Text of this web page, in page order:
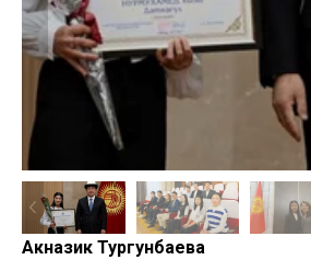
Акназик Тургунбаева